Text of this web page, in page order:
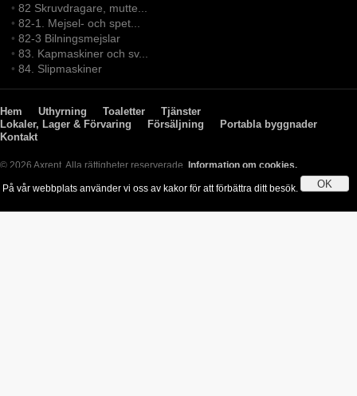
•82 Skruvdragare, mutte...
•82-1. Mejsel- och spet...
•82-3 Bilningsmejslar
•83. Kapmaskiner och sv...
•84. Slipmaskiner
Hem Uthyrning Toaletter
Tjänster
Lokaler, Lager & Förvaring
Försäljning
Portabla byggnader
Kontakt
© 2026 Axrent. Alla rättigheter reserverade. Information om cookies.
OK
På vår webbplats använder vi oss av kakor för att förbättra ditt besök.